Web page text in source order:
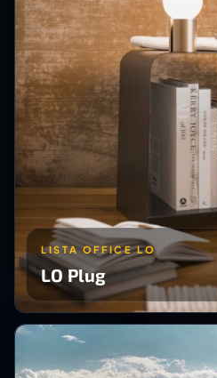
LISTA OFFICE LO
LO Plug